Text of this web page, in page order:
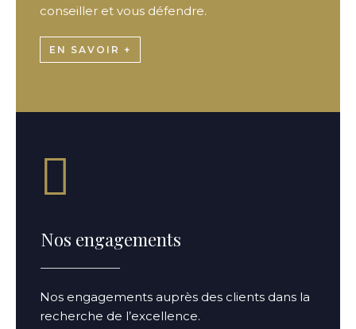
conseiller et vous défendre.
EN SAVOIR +
Nos engagements
Nos engagements auprès des clients dans la
recherche de l’excellence.